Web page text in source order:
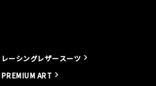
レーシングレザースーツ
PREMIUM ART